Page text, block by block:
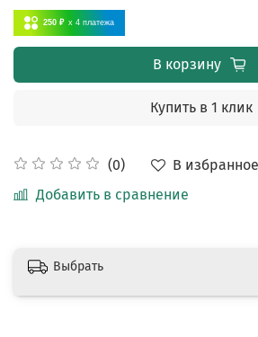
(0)
В избранное
Добавить в сравнение
250 ₽ x 4 платежа
В корзину
Купить в 1 клик
Выбрать